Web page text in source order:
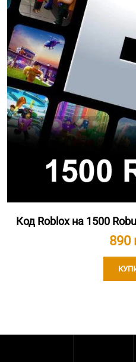
Код Roblox на 1500
890